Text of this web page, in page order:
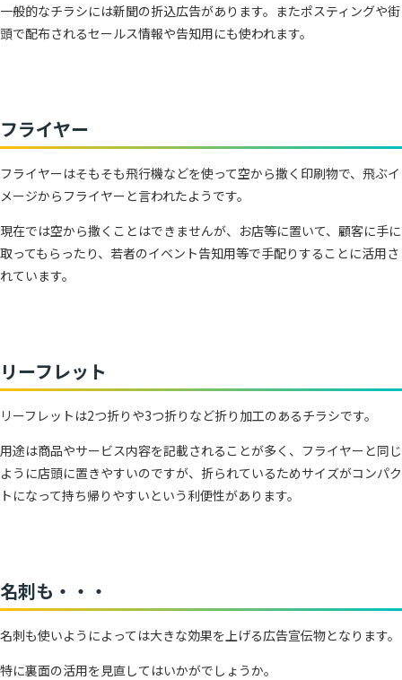
一般的なチラシには新聞の折込広告があります。またポスティングや街
頭で配布されるセールス情報や告知用にも使われます。
フライヤー
フライヤーはそもそも飛行機などを使って空から撒く印刷物で、飛ぶイ
メージからフライヤーと言われたようです。
現在では空から撒くことはできませんが、お店等に置いて、顧客に手に
取ってもらったり、若者のイベント告知用等で手配りすることに活用さ
れています。
リーフレット
リーフレットは2つ折りや3つ折りなど折り加工のあるチラシです。
用途は商品やサービス内容を記載されることが多く、フライヤーと同じ
ように店頭に置きやすいのですが、折られているためサイズがコンパク
トになって持ち帰りやすいという利便性があります。
名刺も・・・
名刺も使いようによっては大きな効果を上げる広告宣伝物となります。
特に裏面の活用を見直してはいかがでしょうか。